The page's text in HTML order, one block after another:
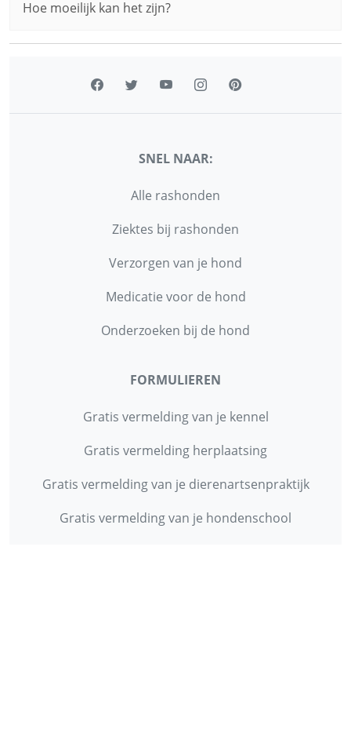
Hoe moeilijk kan het zijn?
SNEL NAAR:
Alle rashonden
Ziektes bij rashonden
Verzorgen van je hond
Medicatie voor de hond
Onderzoeken bij de hond
FORMULIEREN
Gratis vermelding van je kennel
Gratis vermelding herplaatsing
Gratis vermelding van je dierenartsenpraktijk
Gratis vermelding van je hondenschool